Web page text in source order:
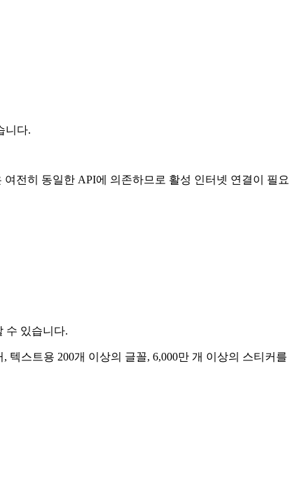
니다.
여전히 ​​동일한 API에 의존하므로 활성 인터넷 연결이 필요
수 있습니다.
텍스트용 200개 이상의 글꼴, 6,000만 개 이상의 스티커를